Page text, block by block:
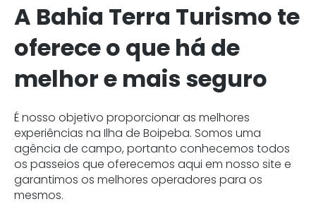
A Bahia Terra Turismo te
oferece o que há de
melhor e mais seguro
É nosso objetivo proporcionar as melhores
experiências na Ilha de Boipeba. Somos uma
agência de campo, portanto conhecemos todos
os passeios que oferecemos aqui em nosso site e
garantimos os melhores operadores para os
mesmos.